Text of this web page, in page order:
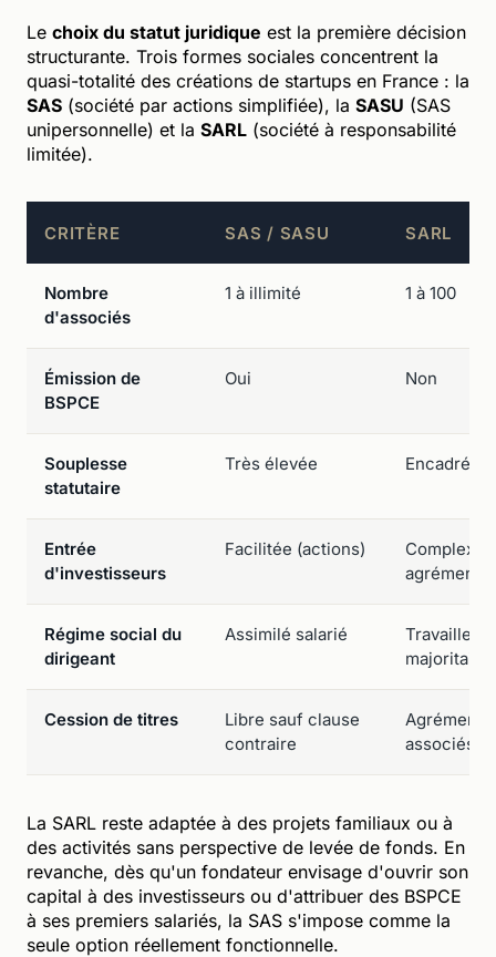
Le choix du statut juridique est la première décision
structurante. Trois formes sociales concentrent la
quasi-totalité des créations de startups en France : la
SAS (société par actions simplifiée), la SASU (SAS
unipersonnelle) et la SARL (société à responsabilité
limitée).
CRITÈRE SAS / SASU SARL
Nombre
d'associés
1 à illimité 1 à 100
Émission de
BSPCE
Oui Non
Souplesse
statutaire
Très élevée Encadrée
Entrée
d'investisseurs
Facilitée (actions)
Complexe
agrément
Régime social du
dirigeant
Assimilé salarié
Travailleur
majoritaire)
Cession de titres
Libre sauf clause
contraire
Agrément
associés
La SARL reste adaptée à des projets familiaux ou à
des activités sans perspective de levée de fonds. En
revanche, dès qu'un fondateur envisage d'ouvrir son
capital à des investisseurs ou d'attribuer des BSPCE
à ses premiers salariés, la SAS s'impose comme la
seule option réellement fonctionnelle.